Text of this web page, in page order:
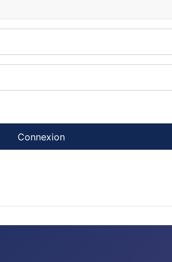
Connexion